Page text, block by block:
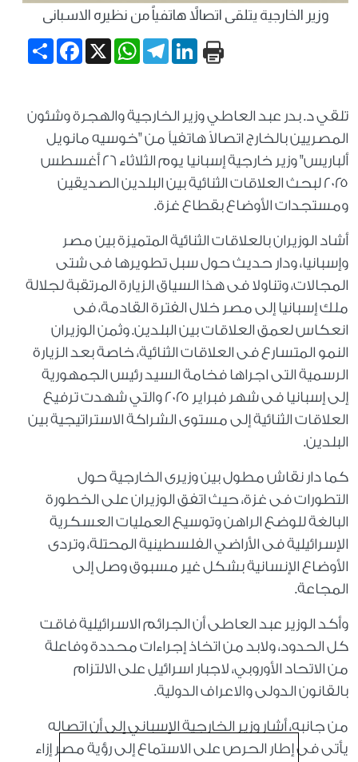
وزير الخارجية يتلقى اتصالاً هاتفياً من نظيره الاسبانى
Share
Facebook X
WhatsApp
TelegramLinkedIn
تلقي د. بدر عبد العاطي وزير الخارجية والهجرة وشئون
المصريين بالخارج اتصالاً هاتفياً من "خوسيه مانويل
ألباريس" وزير خارجية إسبانيا يوم الثلاثاء ٢٦ أغسطس
٢٠٢٥ لبحث العلاقات الثنائية بين البلدين الصديقين
ومستجدات الأوضاع بقطاع غزة.
أشاد الوزيران بالعلاقات الثنائية المتميزة بين مصر
وإسبانيا، ودار حديث حول سبل تطويرها فى شتى
المجالات، وتناولا فى هذا السياق الزيارة المرتقبة لجلالة
ملك إسبانيا إلى مصر خلال الفترة القادمة، فى
انعكاس لعمق العلاقات بين البلدين. وثمن الوزيران
النمو المتسارع فى العلاقات الثنائية، خاصة بعد الزيارة
الرسمية التى اجراها فخامة السيد رئيس الجمهورية
إلى إسبانيا فى شهر فبراير ٢٠٢٥ والتي شهدت ترفيع
العلاقات الثنائية إلى مستوى الشراكة الاستراتيجية بين
البلدين.
كما دار نقاش مطول بين وزيرى الخارجية حول
التطورات فى غزة، حيث اتفق الوزيران على الخطورة
البالغة للوضع الراهن وتوسيع العمليات العسكرية
الإسرائيلية فى الأراضي الفلسطينية المحتلة، وتردى
الأوضاع الإنسانية بشكل غير مسبوق وصل إلى
المجاعة.
وأكد الوزير عبد العاطى أن الجرائم الاسرائيلية فاقت
كل الحدود، ولابد من اتخاذ إجراءات محددة وفاعلة
من الاتحاد الأوروبي، لاجبار اسرائيل على الالتزام
بالقانون الدولى والاعراف الدولية.
من جانبه، أشار وزير الخارجية الإسباني إلى أن اتصاله
يأتى فى إطار الحرص على الاستماع إلى رؤية مصر إزاء